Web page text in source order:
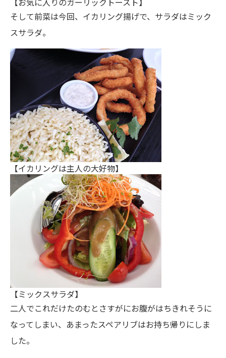
そして前菜は今回、イカリング揚げで、サラダはミック
スサラダ。
【イカリングは主人の大好物】
【ミックスサラダ】
二人でこれだけたのむとさすがにお腹がはちきれそうに
なってしまい、あまったスペアリブはお持ち帰りにしま
した。